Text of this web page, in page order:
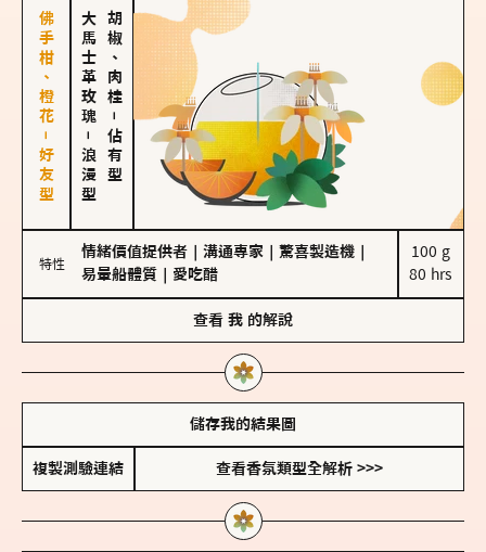
佛手柑、橙花－好友型 大馬士革玫瑰
－
浪漫型
胡椒、肉桂
－
佔有型
特性
情緒價值提供者 溝通專家 驚喜製造機
易暈船體質
愛吃醋
100 g
80 hrs
查看 我 的解說
儲存我的結果圖
複製測驗連結 查看香氛類型全解析 >>>